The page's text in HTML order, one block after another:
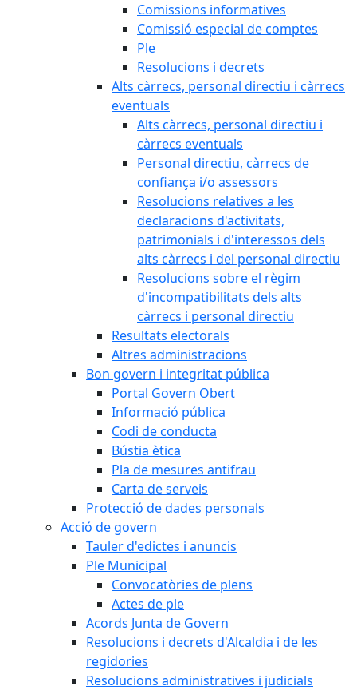
Comissions informatives
Comissió especial de comptes
Ple
Resolucions i decrets
Alts càrrecs, personal directiu i càrrecs
eventuals
Alts càrrecs, personal directiu i
càrrecs eventuals
Personal directiu, càrrecs de
confiança i/o assessors
Resolucions relatives a les
declaracions d'activitats,
patrimonials i d'interessos dels
alts càrrecs i del personal directiu
Resolucions sobre el règim
d'incompatibilitats dels alts
càrrecs i personal directiu
Resultats electorals
Altres administracions
Bon govern i integritat pública
Portal Govern Obert
Informació pública
Codi de conducta
Bústia ètica
Pla de mesures antifrau
Carta de serveis
Protecció de dades personals
Acció de govern
Tauler d'edictes i anuncis
Ple Municipal
Convocatòries de plens
Actes de ple
Acords Junta de Govern
Resolucions i decrets d'Alcaldia i de les
regidories
Resolucions administratives i judicials